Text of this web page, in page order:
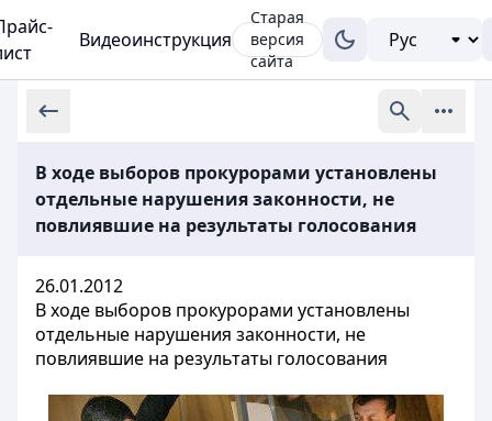
Видеоинструкция
Старая
версия
сайта
В ходе выборов прокурорами установлены
отдельные нарушения законности, не
повлиявшие на результаты голосования
26.01.2012
В ходе выборов прокурорами установлены
отдельные нарушения законности, не
повлиявшие на результаты голосования